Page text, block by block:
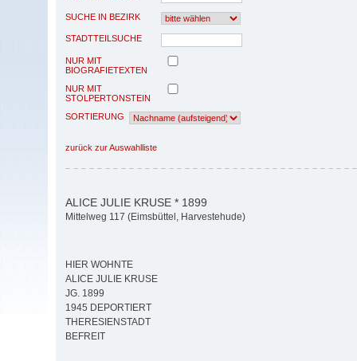
SUCHE IN BEZIRK
STADTTEILSUCHE
NUR MIT
BIOGRAFIETEXTEN
NUR MIT
STOLPERTONSTEIN
SORTIERUNG
zurück zur Auswahlliste
ALICE JULIE KRUSE * 1899
Mittelweg 117 (Eimsbüttel, Harvestehude)
HIER WOHNTE
ALICE JULIE KRUSE
JG. 1899
1945 DEPORTIERT
THERESIENSTADT
BEFREIT